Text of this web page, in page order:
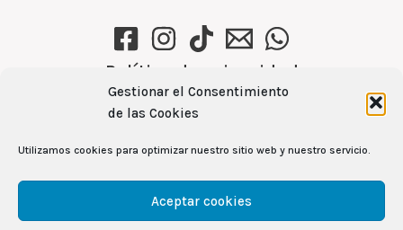
Gestionar el Consentimiento
de las Cookies
Utilizamos cookies para optimizar nuestro sitio web y nuestro servicio.
Aceptar cookies
Política de privacidad
Política de cookies (UE)
Aviso Legal
Ver recetas →